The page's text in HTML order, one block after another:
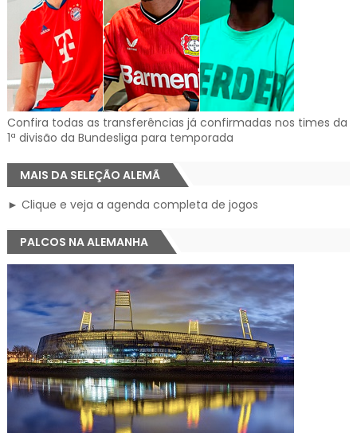
Confira todas as transferências já confirmadas nos times da
1ª divisão da Bundesliga para temporada
MAIS DA SELEÇÃO ALEMÃ
► Clique e veja a agenda completa de jogos
PALCOS NA ALEMANHA